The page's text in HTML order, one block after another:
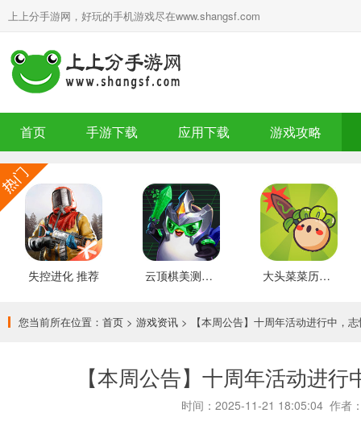
上上分手游网，好玩的手机游戏尽在www.shangsf.com
首页 手游下载 应用下载 游戏攻略
失控进化 推荐 云顶棋美测服 最新版 大头菜菜历险记 好玩的
您当前所在位置： 首页 > 游戏资讯 > 【本周公告】十周年活动进行中，
【本周公告】十周年活动进
时间：2025-11-21 18:05:04 作者